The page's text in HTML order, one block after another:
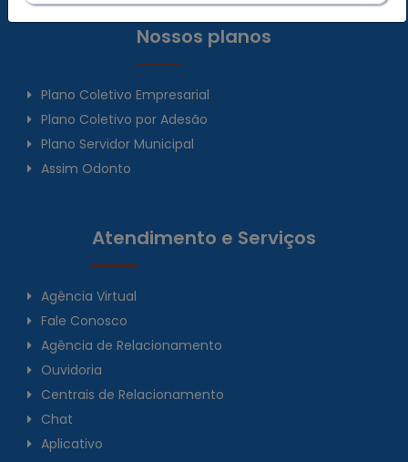
Nossos planos
Plano Coletivo Empresarial
Plano Coletivo por Adesão
Plano Servidor Municipal
Assim Odonto
Atendimento e Serviços
Agência Virtual
Fale Conosco
Agência de Relacionamento
Ouvidoria
Centrais de Relacionamento
Chat
Aplicativo